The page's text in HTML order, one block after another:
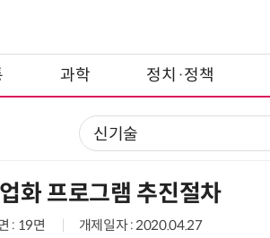
과학 정치·정책
화 프로그램 추진절차
: 19면
개제일자 : 2020.04.27